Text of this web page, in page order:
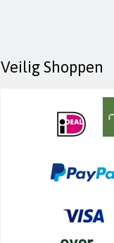
Veilig Shoppen